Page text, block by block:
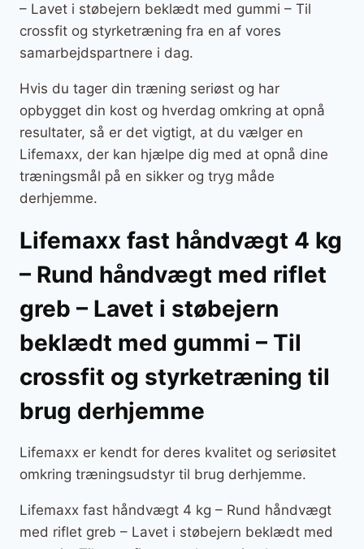
– Lavet i støbejern beklædt med gummi – Til
crossfit og styrketræning fra en af vores
samarbejdspartnere i dag.
Hvis du tager din træning seriøst og har
opbygget din kost og hverdag omkring at opnå
resultater, så er det vigtigt, at du vælger en
Lifemaxx, der kan hjælpe dig med at opnå dine
træningsmål på en sikker og tryg måde
derhjemme.
Lifemaxx fast håndvægt 4 kg
– Rund håndvægt med riflet
greb – Lavet i støbejern
beklædt med gummi – Til
crossfit og styrketræning til
brug derhjemme
Lifemaxx er kendt for deres kvalitet og seriøsitet
omkring træningsudstyr til brug derhjemme.
Lifemaxx fast håndvægt 4 kg – Rund håndvægt
med riflet greb – Lavet i støbejern beklædt med